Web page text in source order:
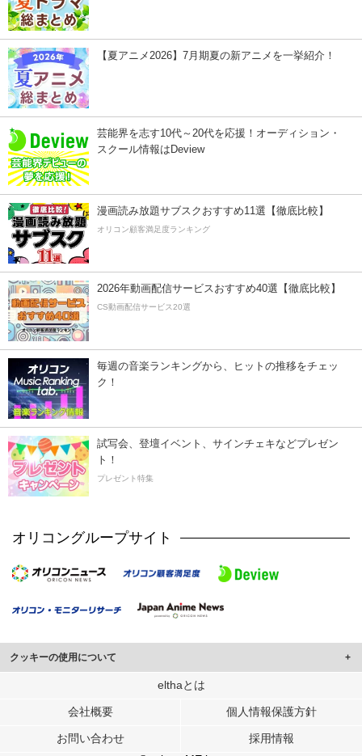
【夏アニメ2026】7月期夏の新アニメを一挙紹介！
芸能界を志す10代～20代を応援！オーディション・
スクール情報はDeview
漫画読み放題サブスクおすすめ11選【徹底比較】
オリコン顧客満足度ランキング
2026年動画配信サービスおすすめ40選【徹底比較】
CS動画配信サービス20選
毎週の音楽ランキングから、ヒットの推移をチェッ
ク！
試写会、登壇イベント、サインチェキなどプレゼン
ト！
プレゼント特集
オリコングループサイト
クッキーの使用について
このサイトでは Cookie を使用して、ユーザーに合わせたコンテンツや広告の
行っています。
メディアや広告配信、データ解析の各パートナーに提供しています。
各パートナーは、この情報とユーザーが各パートナーに提供した他の情報や、
elthaとは
会社概要 個人情報保護方針
お問い合わせ
採用情報